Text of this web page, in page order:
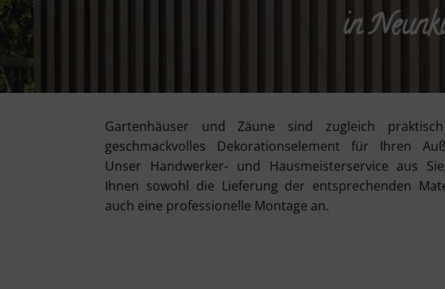
in
Gartenhäuser und Zäune sind zugleich
geschmackvolles Dekorationselement für Ihren
Unser Handwerker- und Hausmeisterservice aus
Ihnen sowohl die Lieferung der entsprechenden
auch eine professionelle Montage an.